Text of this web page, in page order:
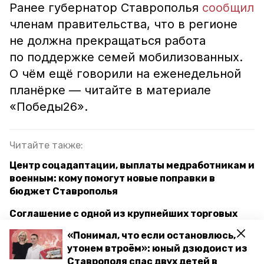
«Понимал, что если остановлюсь,
утонем втроём»: юный дзюдоист из
Ставрополя спас двух детей в
Ранее губернатор Ставрополья сообщил
членам правительства, что в регионе
не должна прекращаться работа
по поддержке семей мобилизованных.
О чём ещё говорили на еженедельной
планёрке — читайте в материале
«Победы26».
Читайте также:
Центр соцадаптации, выплаты медработникам и
военным: кому помогут новые поправки в
бюджет Ставрополья
Соглашение с одной из крупнейших торговых
интернет-площадок заключило
минэкономразвития Ставрополья